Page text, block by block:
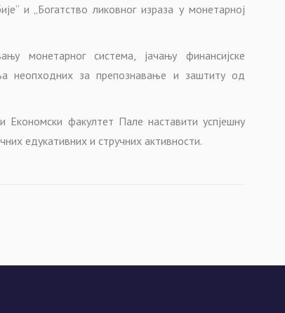
и „Богатство ликовног израза у монетарној
монетарног система, јачању финансијске
неопходних за препознавање и заштиту од
факултет Пале наставити успјешну
едукативних и стручних активности.